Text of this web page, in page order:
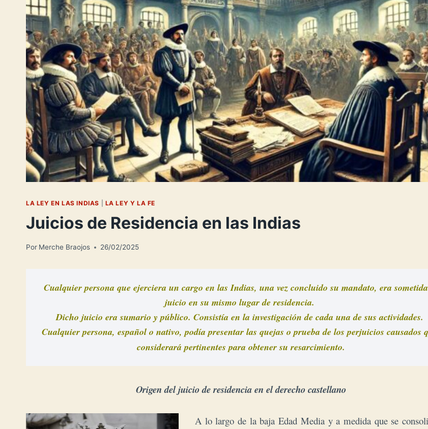
LA LEY EN LAS INDIAS LA LEY Y LA FE
Juicios de Residencia en las Indias
Por Merche Braojos 26/02/2025
Cualquier persona que ejerciera un cargo en las Indias, una vez concluido su mandato, era
juicio en su mismo lugar de residencia.
Cualquier persona, español o nativo, podía presentar las quejas o prueba de los perjuicios causados
considerará pertinentes para obtener su resarcimiento.
Origen del juicio de residencia en el derecho castellano
A lo largo de la baja Edad Media y a medida que se